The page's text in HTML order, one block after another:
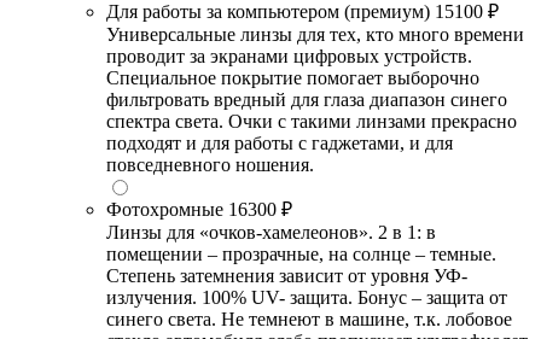
Для работы за компьютером (премиум) 15100 ₽
Универсальные линзы для тех, кто много времени
проводит за экранами цифровых устройств.
Специальное покрытие помогает выборочно
фильтровать вредный для глаза диапазон синего
спектра света. Очки с такими линзами прекрасно
подходят и для работы с гаджетами, и для
повседневного ношения.
Фотохромные 16300 ₽
Линзы для «очков-хамелеонов». 2 в 1: в
помещении – прозрачные, на солнце – темные.
Степень затемнения зависит от уровня УФ-
излучения. 100% UV- защита. Бонус – защита от
синего света. Не темнеют в машине, т.к. лобовое